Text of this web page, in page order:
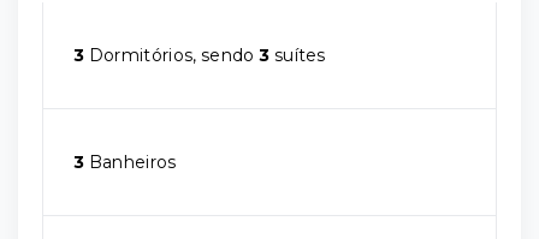
3 Dormitórios, sendo3 suítes
3 Banheiros